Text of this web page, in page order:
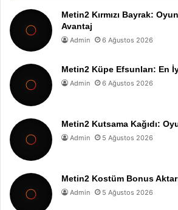
Metin2 Kırmızı Bayrak:
Avantaj
Admin 6 Ağustos 2026
Metin2 Küpe Efsunları: En
Admin 6 Ağustos 2026
Metin2 Kutsama Kağıdı:
Admin 5 Ağustos 2026
Metin2 Kostüm Bonus
Admin 5 Ağustos 2026